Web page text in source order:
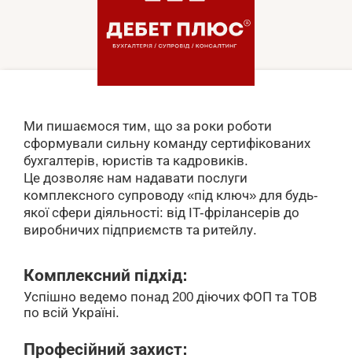
Ми пишаємося тим, що за роки роботи
сформували сильну команду сертифікованих
бухгалтерів, юристів та кадровиків.
Це дозволяє нам надавати послуги
комплексного супроводу «під ключ» для будь-
якої сфери діяльності: від IT-фрілансерів до
виробничих підприємств та ритейлу.
Комплексний підхід:
Успішно ведемо понад 200 діючих ФОП та ТОВ
по всій Україні.
Професійний захист: